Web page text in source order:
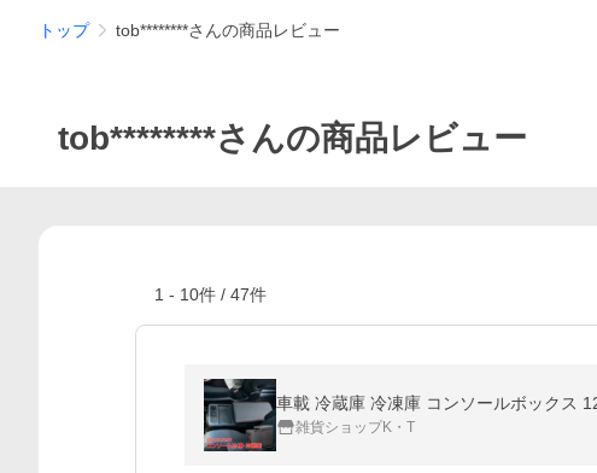
トップ tob********さんの商品レビュー
tob********さんの商品レビュー
1 - 10件 / 47件
雑貨ショップK・T